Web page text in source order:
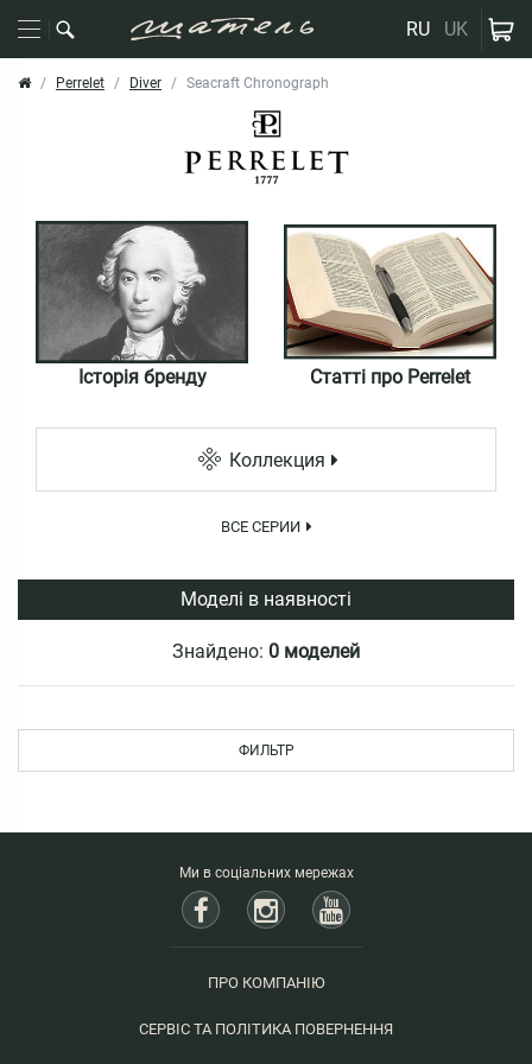
RU UK
Perrelet Diver Seacraft Chronograph
Історія бренду Статті про Perrelet
Коллекция
ВСЕ СЕРИИ
Моделі в наявності
Знайдено: 0 моделей
ФИЛЬТР
Ми в соціальних мережах
ПРО КОМПАНІЮ
СЕРВІС ТА ПОЛІТИКА ПОВЕРНЕННЯ